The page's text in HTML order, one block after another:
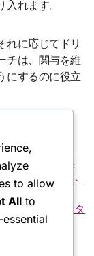
れます。
れに応じてドリ
チは、関与を維
にするのに役立
、戦術的調整
ダイナミクス、
築、メンタルタ
to allow
All to